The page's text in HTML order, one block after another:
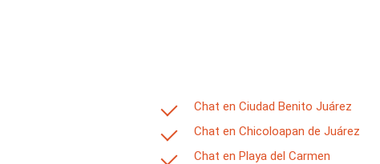
Chat en Ciudad Benito Juárez
Chat en Chicoloapan de Juárez
Chat en Playa del Carmen